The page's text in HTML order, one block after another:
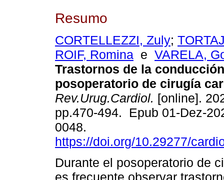
Resumo
CORTELLEZZI, Zuly;
ROIF, Romina e VARELA,
Trastornos de la
posoperatorio de cirugía
Rev.Urug.Cardiol. [online].
pp.470-494. Epub 01-Dez-
0048.
https://doi.org/10.29277/
Durante el posoperatorio de
es frecuente observar